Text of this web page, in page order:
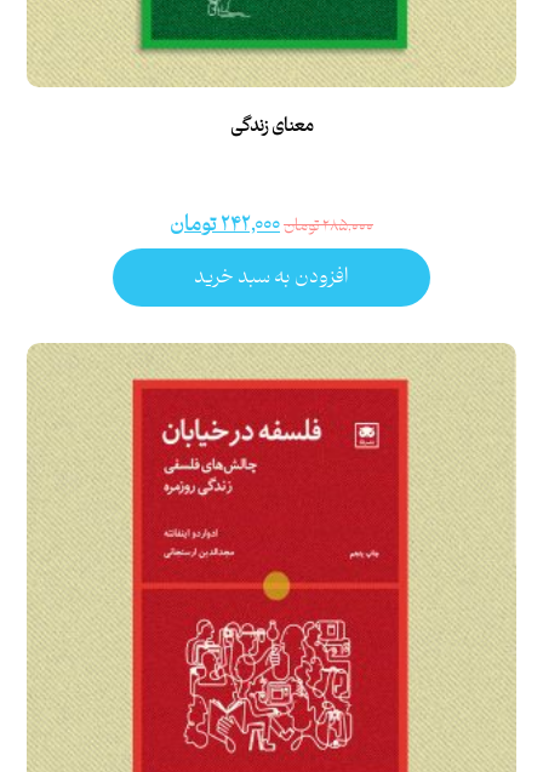
معنای زندگی
۲۸۵,۰۰۰تومان۲۴۲,۰۰۰تومان
افزودن به سبد خرید